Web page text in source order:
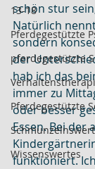
13-18
Pferdegestützte
pferdegestützte
Pferdegestützte
Wissenswertes
schön stur
Natürlich
sondern
der
hab ich das
immer zu
oder besser
Essen. Bei der
funktioniert.